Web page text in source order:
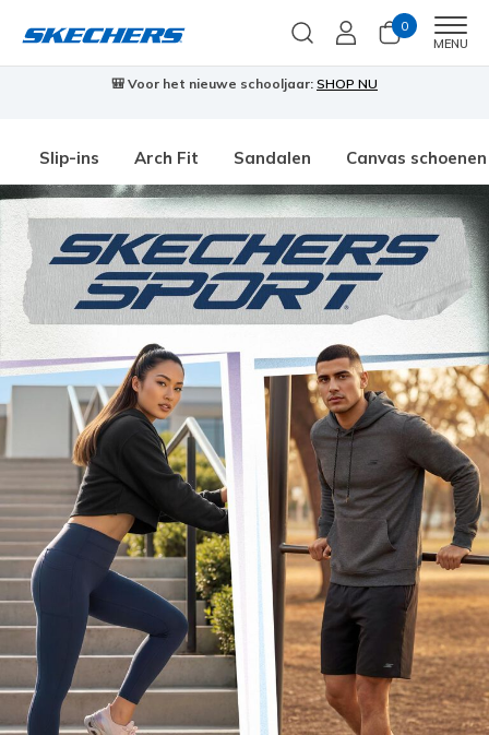
0
MENU
🎒 Voor het nieuwe schooljaar: SHOP NU
Slip-ins Arch Fit Sandalen Canvas schoenen